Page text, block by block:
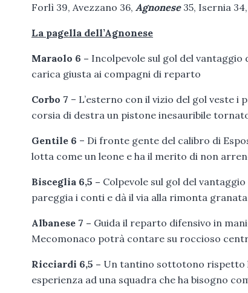
Forlì 39, Avezzano 36, Agnonese 35, Isernia
La pagella dell’Agnonese
Maraolo 6 – Incolpevole sul gol del vantaggio
carica giusta ai compagni di reparto
Corbo 7 – L’esterno con il vizio del gol veste i
corsia di destra un pistone inesauribile
Gentile 6 – Di fronte gente del calibro di
lotta come un leone e ha il merito di non
Bisceglia 6,5 – Colpevole sul gol del
pareggia i conti e dà il via alla rimonta granata
Albanese 7 – Guida il reparto difensivo in
Mecomonaco potrà contare su roccioso
Ricciardi 6,5 – Un tantino sottotono rispetto
esperienza ad una squadra che ha bisogno